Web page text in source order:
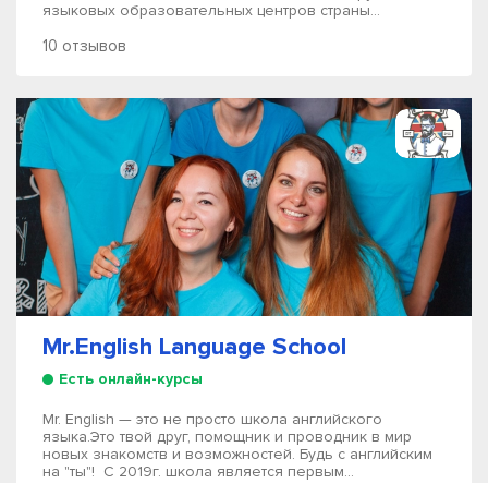
языковых образовательных центров страны...
10 отзывов
Mr.English Language School
Есть онлайн-курсы
Mr. English — это не просто школа английского
языка.Это твой друг, помощник и проводник в мир
новых знакомств и возможностей. Будь с английским
на "ты"! С 2019г. школа является первым...